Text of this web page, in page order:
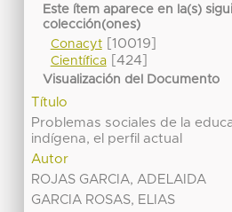
Este ítem aparece en la(s)
colección(ones)
Conacyt[10019]
Científica[424]
Visualización del Documento
Título
Problemas sociales de la
indígena, el perfil actual
Autor
ROJAS GARCIA, ADELAIDA
GARCIA ROSAS, ELIAS